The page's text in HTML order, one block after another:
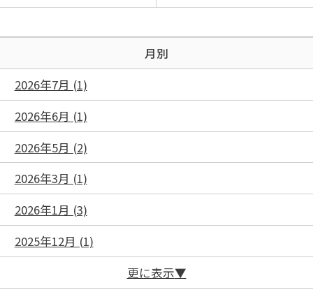
月別
2026年7月 (1)
2026年6月 (1)
2026年5月 (2)
2026年3月 (1)
2026年1月 (3)
2025年12月 (1)
更に表示